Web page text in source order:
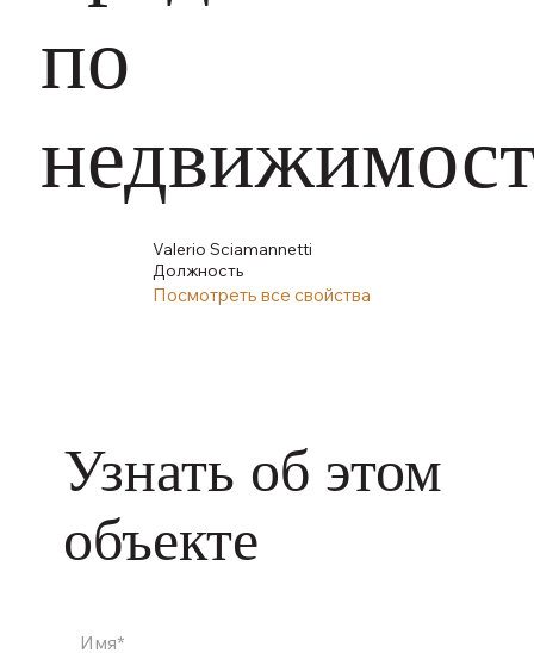
по
Valerio Sciamannetti
Должность
Посмотреть все свойства
Узнать об этом
объекте